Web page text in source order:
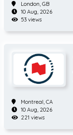
London, GB
10 Aug, 2026
53 views
Montreal, CA
10 Aug, 2026
221 views